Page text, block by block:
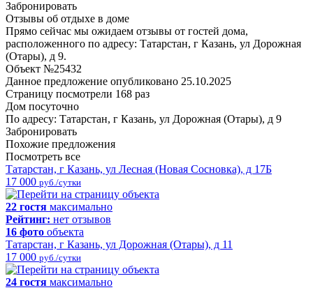
Забронировать
Отзывы об отдыхе в доме
Прямо сейчас мы ожидаем отзывы от гостей дома,
расположенного по адресу: Татарстан, г Казань, ул Дорожная
(Отары), д 9.
Объект №25432
Данное предложение опубликовано 25.10.2025
Страницу посмотрели 168 раз
Дом посуточно
По адресу: Татарстан, г Казань, ул Дорожная (Отары), д 9
Забронировать
Похожие предложения
Посмотреть все
Татарстан, г Казань, ул Лесная (Новая Сосновка), д 17Б
17 000 руб./сутки
22 гостя максимально
Рейтинг: нет отзывов
16 фото объекта
Татарстан, г Казань, ул Дорожная (Отары), д 11
17 000 руб./сутки
24 гостя максимально